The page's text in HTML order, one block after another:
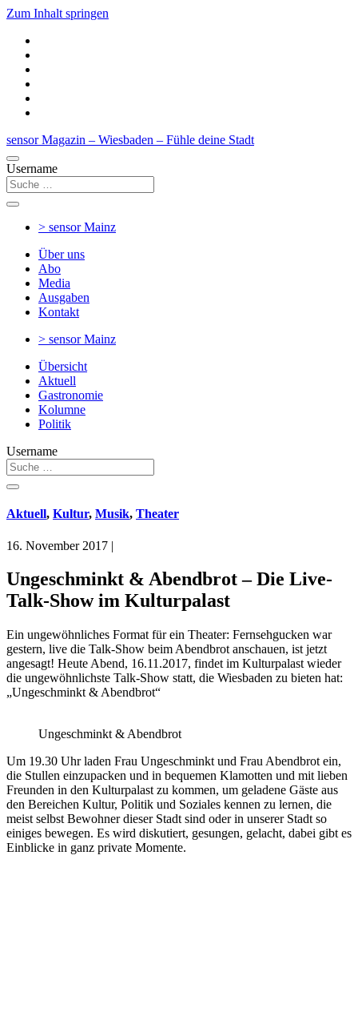
Zum Inhalt springen
sensor Magazin – Wiesbaden – Fühle deine Stadt
Username
> sensorMainz
Über uns
Abo
Media
Ausgaben
Kontakt
> sensorMainz
Übersicht
Aktuell
Gastronomie
Kolumne
Politik
Username
Aktuell, Kultur, Musik, Theater
16. November 2017 |
Ungeschminkt & Abendbrot – Die Live-
Talk-Show im Kulturpalast
Ein ungewöhnliches Format für ein Theater: Fernsehgucken war
gestern, live die Talk-Show beim Abendbrot anschauen, ist jetzt
angesagt! Heute Abend, 16.11.2017, findet im Kulturpalast wieder
die ungewöhnlichste Talk-Show statt, die Wiesbaden zu bieten hat:
„Ungeschminkt & Abendbrot“
Ungeschminkt & Abendbrot
Um 19.30 Uhrladen Frau Ungeschminkt und Frau Abendbrot ein,
die Stullen einzupacken und in bequemen Klamotten und mit lieben
Freunden in den Kulturpalast zu kommen, um geladene Gäste aus
den Bereichen Kultur, Politik und Soziales kennen zu lernen, die
meist selbst Bewohner dieser Stadt sind oder in unserer Stadt so
einiges bewegen. Es wird diskutiert, gesungen, gelacht, dabei gibt es
Einblicke in ganz private Momente.